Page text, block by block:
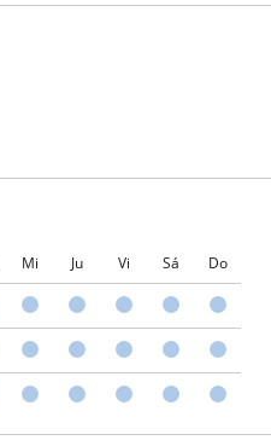
Mi Ju Vi Sá Do